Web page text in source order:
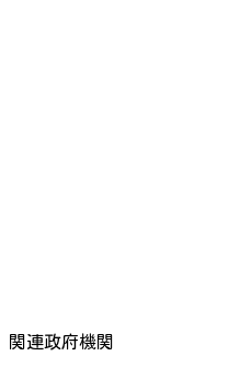
関連政府機関